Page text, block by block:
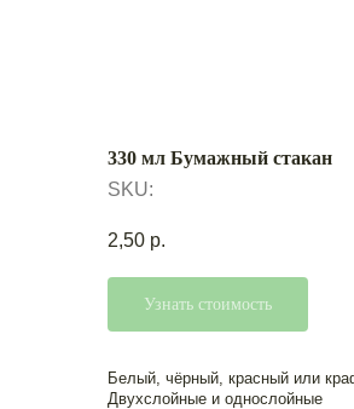
330 мл Бумажный стакан
SKU:
2,50 р.
Узнать стоимость
Белый, чёрный, красный или
Двухслойные и однослойные